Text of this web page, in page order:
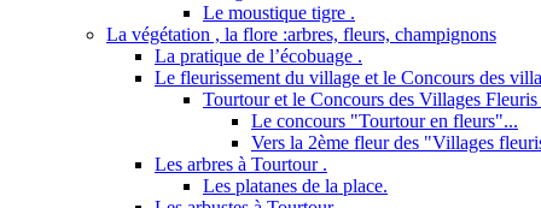
Le moustique tigre .
La végétation , la flore :arbres, fleurs, champignons
La pratique de l’écobuage .
Le fleurissement du village et le Concours des
Tourtour et le Concours des Villages Fleuris
Le concours "Tourtour en fleurs"...
Vers la 2ème fleur des "Villages
Les arbres à Tourtour .
Les platanes de la place.